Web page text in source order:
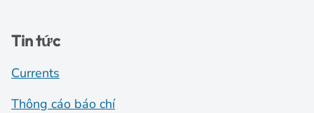
Tin tức
Currents
Thông cáo báo chí